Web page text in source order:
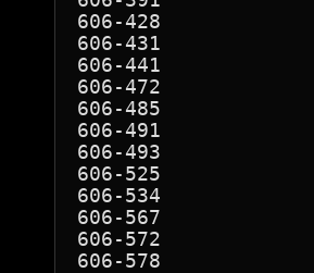
606-428
606-431
606-441
606-472
606-485
606-491
606-493
606-525
606-534
606-567
606-572
606-578